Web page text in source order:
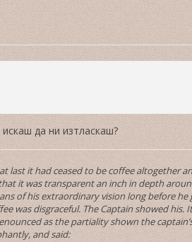
да ни изтласкаш?
last it had ceased to be coffee altogether
it was transparent an inch in depth
of his extraordinary vision long before he
was disgraceful. The Captain showed his. It
as the partiality shown the
and said: